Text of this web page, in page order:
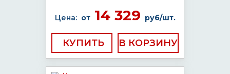
Цена: от14 329 руб/шт.
КУПИТЬ